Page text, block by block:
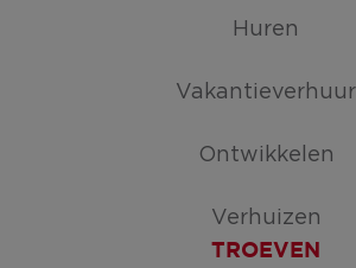
Huren
Vakantieverhuur
Ontwikkelen
Verhuizen
TROEVEN